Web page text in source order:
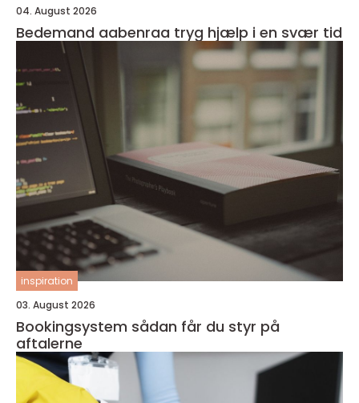
04. August 2026
Bedemand aabenraa tryg hjælp i en svær tid
inspiration
03. August 2026
Bookingsystem sådan får du styr på
aftalerne